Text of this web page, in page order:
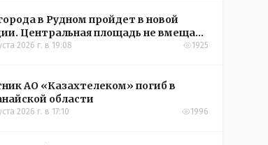
в Рудном пройдет в новой
Центральная площадь не вмещает
2026 г. в 19:08 1925
АО «Казахтелеком» погиб в
области
2026 г. в 17:10 1996